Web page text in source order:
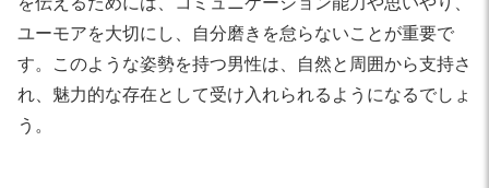
ユーモアを大切にし、自分磨きを怠らないことが重要で
す。このような姿勢を持つ男性は、自然と周囲から支持さ
れ、魅力的な存在として受け入れられるようになるでしょ
う。